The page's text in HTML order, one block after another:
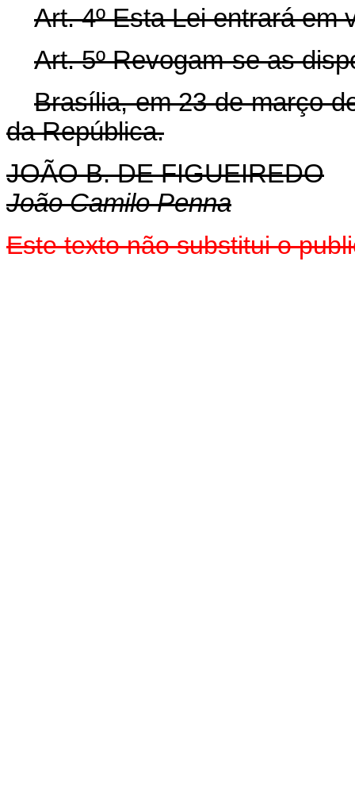
Art. 4º Esta Lei entrará em
Art. 5º Revogam-se as
Brasília, em 23 de março
da República.
JOÃO B. DE FIGUEIREDO
João Camilo Penna
Este texto não substitui o